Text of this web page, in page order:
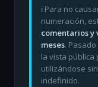
ℹ️ Para no
numeración,
comentarios y
meses.
la vista
utilizándose
indefinido.